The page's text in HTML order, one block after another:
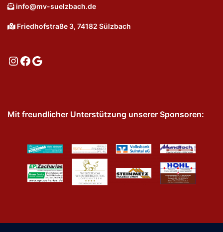
info@mv-suelzbach.de
Friedhofstraße 3, 74182 Sülzbach
Instagram
Facebook
Google
Mit freundlicher Unterstützung unserer Sponsoren: